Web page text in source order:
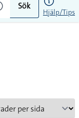
Sök
Hjälp/Tips